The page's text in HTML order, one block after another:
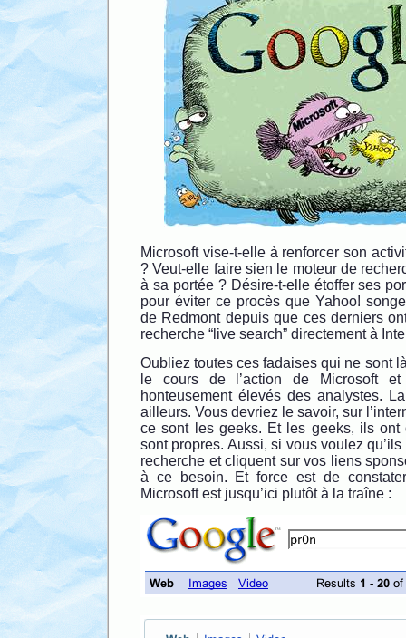
Microsoft vise-t-elle à renforcer son
? Veut-elle faire sien le moteur de
à sa portée ? Désire-t-elle étoffer ses
pour éviter ce procès que Yahoo!
de Redmont depuis que ces derniers
recherche “live search” directement à
Oubliez toutes ces fadaises qui ne sont
le cours de l’action de Microsoft
honteusement élevés des analystes.
ailleurs. Vous devriez le savoir, sur
ce sont les geeks. Et les geeks, ils ont
sont propres. Aussi, si vous voulez
recherche et cliquent sur vos liens
à ce besoin. Et force est de
Microsoft est jusqu’ici plutôt à la traîne :